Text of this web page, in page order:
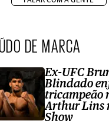
DE MARCA
Ex-UFC
Blindado
tricampeão
Arthur Lins
Show